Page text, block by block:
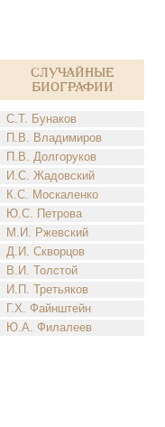
Случайные
биографии
С.Т. Бунаков
П.В. Владимиров
П.В. Долгоруков
И.С. Жадовский
К.С. Москаленко
Ю.С. Петрова
М.И. Ржевский
Д.И. Скворцов
В.И. Толстой
И.П. Третьяков
Г.Х. Файнштейн
Ю.А. Филалеев